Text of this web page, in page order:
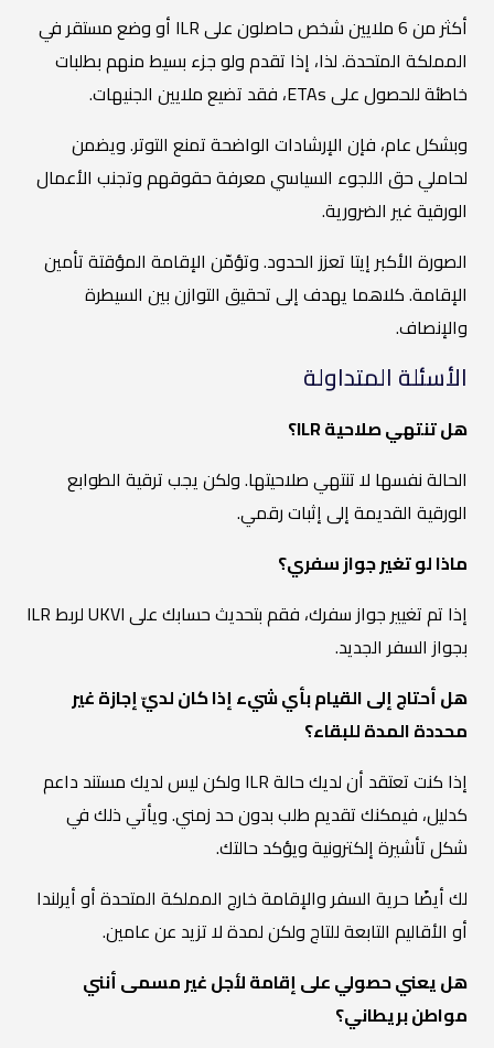
أكثر من 6 ملايين شخص حاصلون على ILR أو وضع مستقر في
المملكة المتحدة. لذا، إذا تقدم ولو جزء بسيط منهم بطلبات
خاطئة للحصول على ETAs، فقد تضيع ملايين الجنيهات.
وبشكل عام، فإن الإرشادات الواضحة تمنع التوتر. ويضمن
لحاملي حق اللجوء السياسي معرفة حقوقهم وتجنب الأعمال
الورقية غير الضرورية.
الصورة الأكبر إيتا تعزز الحدود. وتؤمّن الإقامة المؤقتة تأمين
الإقامة. كلاهما يهدف إلى تحقيق التوازن بين السيطرة
والإنصاف.
الأسئلة المتداولة
هل تنتهي صلاحية ILR؟
الحالة نفسها لا تنتهي صلاحيتها. ولكن يجب ترقية الطوابع
الورقية القديمة إلى إثبات رقمي.
ماذا لو تغير جواز سفري؟
إذا تم تغيير جواز سفرك، فقم بتحديث حسابك على UKVI لربط ILR
بجواز السفر الجديد.
هل أحتاج إلى القيام بأي شيء إذا كان لديّ إجازة غير
محددة المدة للبقاء؟
إذا كنت تعتقد أن لديك حالة ILR ولكن ليس لديك مستند داعم
كدليل، فيمكنك تقديم طلب بدون حد زمني. ويأتي ذلك في
شكل تأشيرة إلكترونية ويؤكد حالتك.
لك أيضًا حرية السفر والإقامة خارج المملكة المتحدة أو أيرلندا
أو الأقاليم التابعة للتاج ولكن لمدة لا تزيد عن عامين.
هل يعني حصولي على إقامة لأجل غير مسمى أنني
مواطن بريطاني؟